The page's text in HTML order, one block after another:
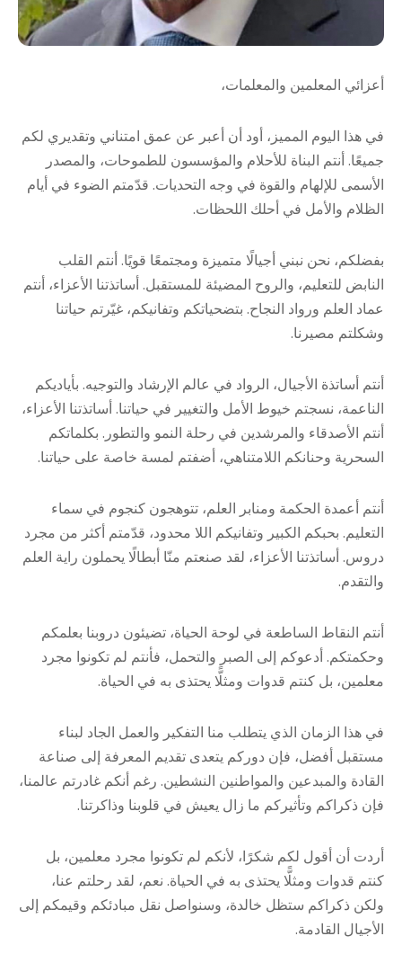
أعزائي المعلمين والمعلمات،
في هذا اليوم المميز، أود أن أعبر عن عمق امتناني وتقديري لكم
جميعًا. أنتم البناة للأحلام والمؤسسون للطموحات، والمصدر
الأسمى للإلهام والقوة في وجه التحديات. قدّمتم الضوء في أيام
الظلام والأمل في أحلك اللحظات.
بفضلكم، نحن نبني أجيالًا متميزة ومجتمعًا قويًا. أنتم القلب
النابض للتعليم، والروح المضيئة للمستقبل. أساتذتنا الأعزاء، أنتم
عماد العلم ورواد النجاح. بتضحياتكم وتفانيكم، غيّرتم حياتنا
وشكلتم مصيرنا.
أنتم أساتذة الأجيال، الرواد في عالم الإرشاد والتوجيه. بأياديكم
الناعمة، نسجتم خيوط الأمل والتغيير في حياتنا. أساتذتنا الأعزاء،
أنتم الأصدقاء والمرشدين في رحلة النمو والتطور. بكلماتكم
السحرية وحنانكم اللامتناهي، أضفتم لمسة خاصة على حياتنا.
أنتم أعمدة الحكمة ومنابر العلم، تتوهجون كنجوم في سماء
التعليم. بحبكم الكبير وتفانيكم اللا محدود، قدّمتم أكثر من مجرد
دروس. أساتذتنا الأعزاء، لقد صنعتم منّا أبطالًا يحملون راية العلم
والتقدم.
أنتم النقاط الساطعة في لوحة الحياة، تضيئون دروبنا بعلمكم
وحكمتكم. أدعوكم إلى الصبر والتحمل، فأنتم لم تكونوا مجرد
معلمين، بل كنتم قدوات ومثلًّا يحتذى به في الحياة.
في هذا الزمان الذي يتطلب منا التفكير والعمل الجاد لبناء
مستقبل أفضل، فإن دوركم يتعدى تقديم المعرفة إلى صناعة
القادة والمبدعين والمواطنين النشطين. رغم أنكم غادرتم عالمنا،
فإن ذكراكم وتأثيركم ما زال يعيش في قلوبنا وذاكرتنا.
أردت أن أقول لكم شكرًا، لأنكم لم تكونوا مجرد معلمين، بل
كنتم قدوات ومثلًّا يحتذى به في الحياة. نعم، لقد رحلتم عنا،
ولكن ذكراكم ستظل خالدة، وسنواصل نقل مبادئكم وقيمكم إلى
الأجيال القادمة.